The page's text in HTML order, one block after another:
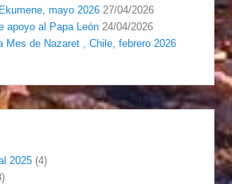
mayo 2026 27/04/2026
apoyo al Papa León 24/04/2026
Mes de Nazaret , Chile, febrero 2026
2025 (4)